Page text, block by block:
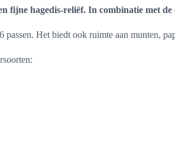
fijne hagedis-reliëf. In combinatie met
Het biedt ook ruimte aan munten,